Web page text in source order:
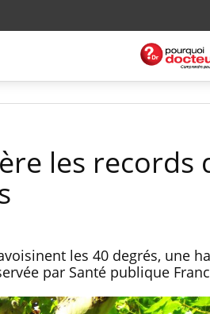
les records
les 40 degrés, une
par Santé publique